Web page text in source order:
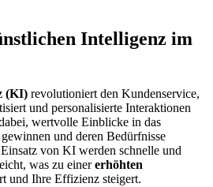
Intelligenz im
(KI) revolutioniert den Kundenservice,
und personalisierte Interaktionen
wertvolle Einblicke in das
und deren Bedürfnisse
von KI werden schnelle und
was zu einererhöhten
und Ihre Effizienz steigert.